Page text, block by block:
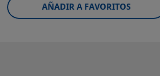
AÑADIR A FAVORITOS